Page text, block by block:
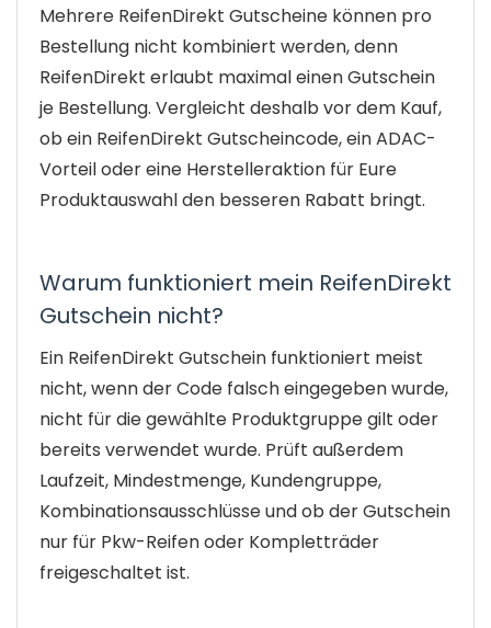
Mehrere ReifenDirekt Gutscheine können pro
Bestellung nicht kombiniert werden, denn
ReifenDirekt erlaubt maximal einen Gutschein
je Bestellung. Vergleicht deshalb vor dem Kauf,
ob ein ReifenDirekt Gutscheincode, ein ADAC-
Vorteil oder eine Herstelleraktion für Eure
Produktauswahl den besseren Rabatt bringt.
Warum funktioniert mein ReifenDirekt
Gutschein nicht?
Ein ReifenDirekt Gutschein funktioniert meist
nicht, wenn der Code falsch eingegeben wurde,
nicht für die gewählte Produktgruppe gilt oder
bereits verwendet wurde. Prüft außerdem
Laufzeit, Mindestmenge, Kundengruppe,
Kombinationsausschlüsse und ob der Gutschein
nur für Pkw-Reifen oder Kompletträder
freigeschaltet ist.